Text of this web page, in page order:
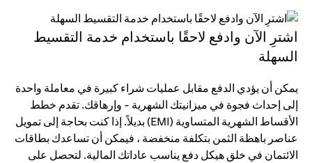
اشترِ الآن وادفع لاحقًا باستخدام خدمة التقسيط
السهلة
يمكن أن يؤدي الدفع مقابل عمليات شراء كبيرة في معاملة واحدة
إلى إحداث فجوة في ميزانيتك الشهرية - وإرهاقك. تقدم خطط
الأقساط الشهرية المتساوية (EMI) بديلاً. إذا كنت بحاجة إلى تمويل
عناصر باهظة الثمن بتكلفة منخفضة ، فيمكن أن تساعدك بطاقات
الائتمان في خلق هيكل دفع يناسب عاداتك المالية. لتحصل على